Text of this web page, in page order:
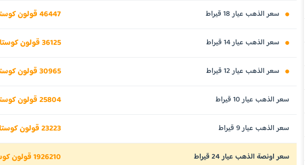
سعر الذهب عيار 18 قيراط 46447 قولون كوستاريكي
سعر الذهب عيار 14 قيراط 36125 قولون كوستاريكي
سعر الذهب عيار 12 قيراط 30965 قولون كوستاريكي
سعر الذهب عيار 10 قيراط 25804 قولون كوستاريكي
سعر الذهب عيار 9 قيراط 23223 قولون كوستاريكي
سعر اونصة الذهب عيار 24 قيراط 1926210 قولون كوستاريكي